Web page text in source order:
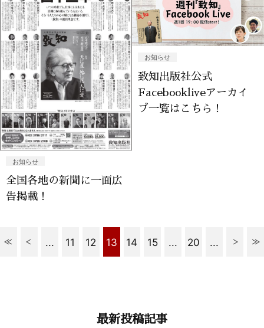
お知らせ
全国各地の新聞に一面広
告掲載！
お知らせ
致知出版社公式
Facebookliveアーカイ
ブ一覧はこちら！
... 11 12 13 14 15 ... 20 ...
最新投稿記事